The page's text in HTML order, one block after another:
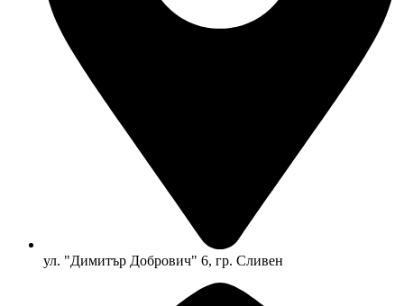
ул. "Димитър Добрович" 6, гр. Сливен